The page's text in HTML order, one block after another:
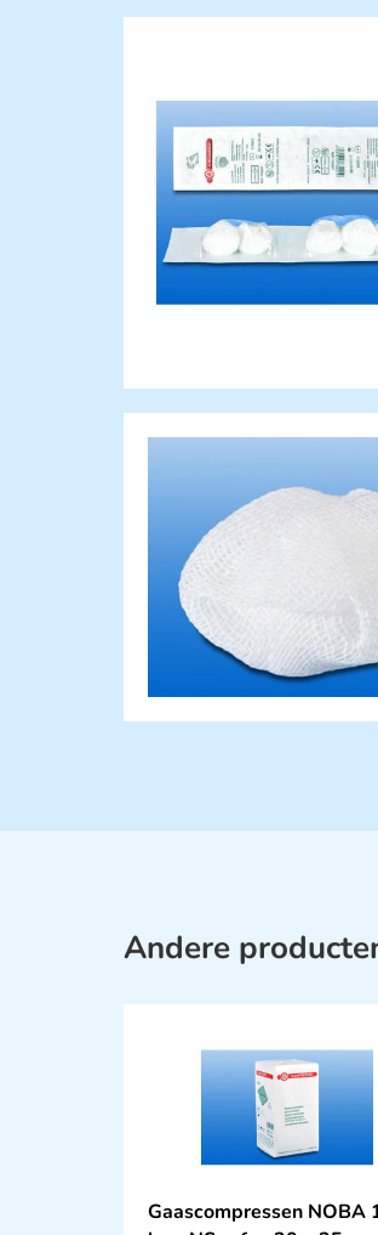
Andere
Gaascompressen NOBA